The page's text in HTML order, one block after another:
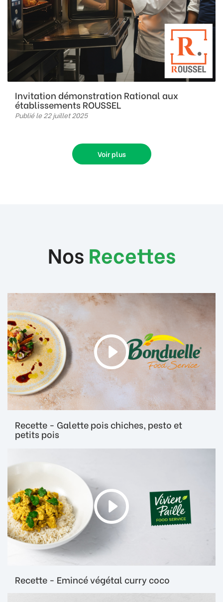
Invitation démonstration Rational aux
établissements ROUSSEL
Publié le 22 juillet 2025
Voir plus
Nos Recettes
Recette - Galette pois chiches, pesto et
petits pois
Recette - Emincé végétal curry coco